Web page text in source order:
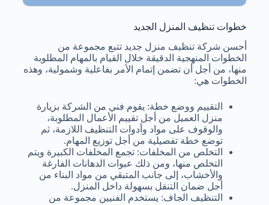
خطوات تنظيف المنزل الجديد
أحسن شركة تنظيف منزل جديد تتبع مجموعة من
الخطوات المنهجية الدقيقة خلال القيام بالمهام المطلوبة
منها، من أجل أن تضمن إتمام الأمر بفاعلية وشمولية، وهذه
الخطوات هي:
التقييم ووضع خطة: يقوم فني من الشركة بزيارة
منزل العميل من أجل تقييم الأعمال المطلوبة،
والوقوف على مواد وأدوات التنظيف اللازمة، ثم
توضع خطة تفصيلية من أجل توزيع المهام.
التخلص من المخلفات: تجمع المخلفات الكبيرة ويتم
التخلص منها، ومن ذلك عبوات الدهانات الفارغة
والأخشاب، إلى جانب المتبقي من مواد البناء من
أجل ضمان التنقل بسهولة داخل المنزل.
التنظيف الجاف: يستخدم الفنيين مجموعة من